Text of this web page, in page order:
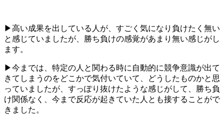
▶高い成果を出している人が、すごく気になり負けたく無い
と感じていましたが、勝ち負けの感覚があまり無い感じがし
ます。
▶今までは、特定の人と関わる時に自動的に競争意識が出て
きてしまうのをどこかで気付いていて、どうしたものかと思
っていましたが、すっぽり抜けたような感じがして、勝ち負
け関係なく、今まで反応が起きていた人とも接することがで
きました。